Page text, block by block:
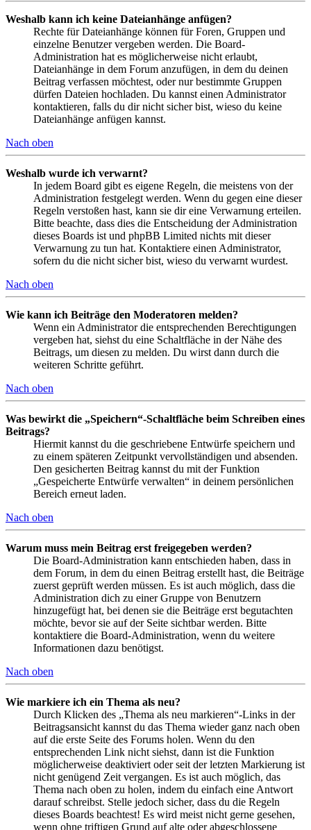
Weshalb kann ich keine Dateianhänge anfügen?
Rechte für Dateianhänge können für Foren, Gruppen und
einzelne Benutzer vergeben werden. Die Board-
Administration hat es möglicherweise nicht erlaubt,
Dateianhänge in dem Forum anzufügen, in dem du deinen
Beitrag verfassen möchtest, oder nur bestimmte Gruppen
dürfen Dateien hochladen. Du kannst einen Administrator
kontaktieren, falls du dir nicht sicher bist, wieso du keine
Dateianhänge anfügen kannst.
Nach oben
Weshalb wurde ich verwarnt?
In jedem Board gibt es eigene Regeln, die meistens von der
Administration festgelegt werden. Wenn du gegen eine dieser
Regeln verstoßen hast, kann sie dir eine Verwarnung erteilen.
Bitte beachte, dass dies die Entscheidung der Administration
dieses Boards ist und phpBB Limited nichts mit dieser
Verwarnung zu tun hat. Kontaktiere einen Administrator,
sofern du die nicht sicher bist, wieso du verwarnt wurdest.
Nach oben
Wie kann ich Beiträge den Moderatoren melden?
Wenn ein Administrator die entsprechenden Berechtigungen
vergeben hat, siehst du eine Schaltfläche in der Nähe des
Beitrags, um diesen zu melden. Du wirst dann durch die
weiteren Schritte geführt.
Nach oben
Was bewirkt die „Speichern“-Schaltfläche beim Schreiben eines
Beitrags?
Hiermit kannst du die geschriebene Entwürfe speichern und
zu einem späteren Zeitpunkt vervollständigen und absenden.
Den gesicherten Beitrag kannst du mit der Funktion
„Gespeicherte Entwürfe verwalten“ in deinem persönlichen
Bereich erneut laden.
Nach oben
Warum muss mein Beitrag erst freigegeben werden?
Die Board-Administration kann entschieden haben, dass in
dem Forum, in dem du einen Beitrag erstellt hast, die Beiträge
zuerst geprüft werden müssen. Es ist auch möglich, dass die
Administration dich zu einer Gruppe von Benutzern
hinzugefügt hat, bei denen sie die Beiträge erst begutachten
möchte, bevor sie auf der Seite sichtbar werden. Bitte
kontaktiere die Board-Administration, wenn du weitere
Informationen dazu benötigst.
Nach oben
Wie markiere ich ein Thema als neu?
Durch Klicken des „Thema als neu markieren“-Links in der
Beitragsansicht kannst du das Thema wieder ganz nach oben
auf die erste Seite des Forums holen. Wenn du den
entsprechenden Link nicht siehst, dann ist die Funktion
möglicherweise deaktiviert oder seit der letzten Markierung ist
nicht genügend Zeit vergangen. Es ist auch möglich, das
Thema nach oben zu holen, indem du einfach eine Antwort
darauf schreibst. Stelle jedoch sicher, dass du die Regeln
dieses Boards beachtest! Es wird meist nicht gerne gesehen,
wenn ohne triftigen Grund auf alte oder abgeschlossene